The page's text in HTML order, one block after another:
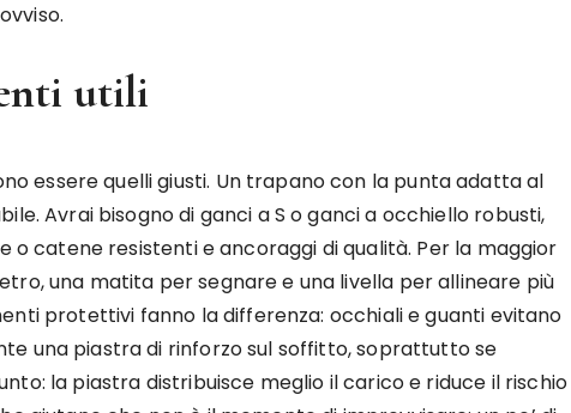
utili
essere quelli giusti. Un trapano con la punta adatta al
Avrai bisogno di ganci a S o ganci a occhiello robusti,
o catene resistenti e ancoraggi di qualità. Per la maggior
una matita per segnare e una livella per allineare più
protettivi fanno la differenza: occhiali e guanti evitano
una piastra di rinforzo sul soffitto, soprattutto se
la piastra distribuisce meglio il carico e riduce il rischio